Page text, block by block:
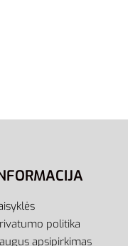
politika
apsipirkimas